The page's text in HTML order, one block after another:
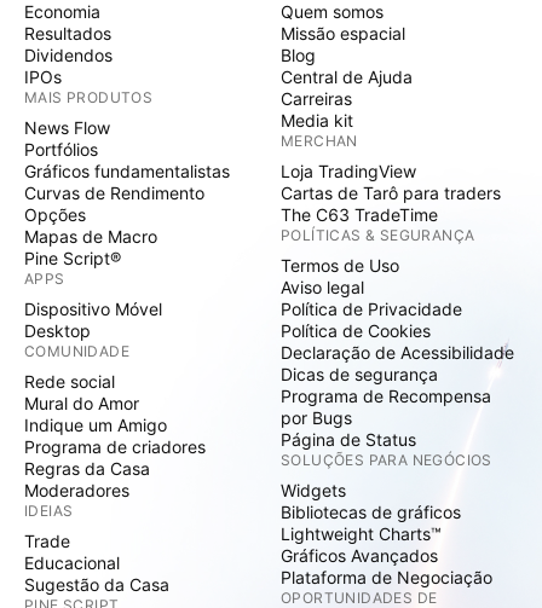
Economia
Resultados
Dividendos
IPOs
MAIS PRODUTOS
News Flow
Portfólios
Gráficos fundamentalistas
Curvas de Rendimento
Opções
Mapas de Macro
Pine Script®
APPS
Dispositivo Móvel
Desktop
COMUNIDADE
Rede social
Mural do Amor
Indique um Amigo
Programa de criadores
Regras da Casa
Moderadores
IDEIAS
Trade
Educacional
Sugestão da Casa
Quem somos
Missão espacial
Blog
Central de Ajuda
Carreiras
Media kit
MERCHAN
Loja TradingView
Cartas de Tarô para traders
The C63 TradeTime
POLÍTICAS & SEGURANÇA
Termos de Uso
Aviso legal
Política de Privacidade
Política de Cookies
Declaração de Acessibilidade
Dicas de segurança
Programa de Recompensa
por Bugs
Página de Status
SOLUÇÕES PARA NEGÓCIOS
Widgets
Bibliotecas de gráficos
Lightweight Charts™
Gráficos Avançados
Plataforma de Negociação
OPORTUNIDADES DE